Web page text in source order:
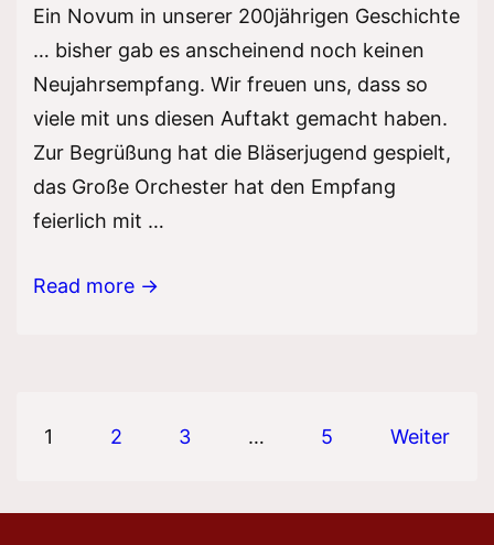
Ein Novum in unserer 200jährigen Geschichte
… bisher gab es anscheinend noch keinen
Neujahrsempfang. Wir freuen uns, dass so
viele mit uns diesen Auftakt gemacht haben.
Zur Begrüßung hat die Bläserjugend gespielt,
das Große Orchester hat den Empfang
feierlich mit …
Auftakt!
Read more →
Seitennummerierung
1 2 3 … 5 Weiter